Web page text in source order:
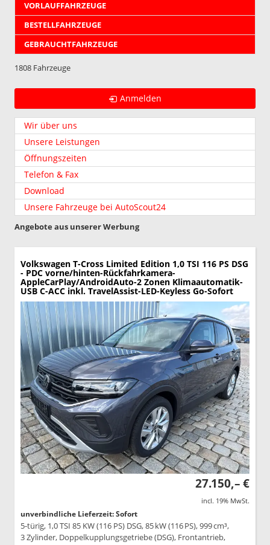
VORLAUFFAHRZEUGE
BESTELLFAHRZEUGE
GEBRAUCHTFAHRZEUGE
1808 Fahrzeuge
Anmelden
Wir über uns
Unsere Leistungen
Öffnungszeiten
Telefon & Fax
Download
Unsere Fahrzeuge bei AutoScout24
Angebote aus unserer Werbung
Volkswagen T-Cross Limited Edition 1,0 TSI 116 PS DSG
- PDC vorne/hinten-Rückfahrkamera-
AppleCarPlay/AndroidAuto-2 Zonen Klimaautomatik-
USB C-ACC inkl. TravelAssist-LED-Keyless Go-Sofort
27.150,– €
incl. 19% MwSt.
unverbindliche Lieferzeit: Sofort
5-türig, 1,0 TSI 85 KW (116 PS) DSG, 85 kW (116 PS), 999 cm³,
3 Zylinder, Doppelkupplungsgetriebe (DSG), Frontantrieb,